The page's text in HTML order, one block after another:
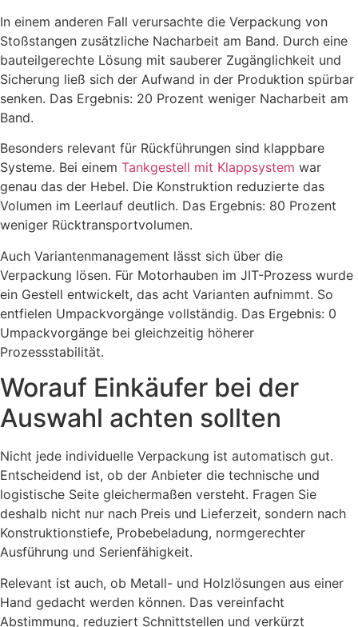
In einem anderen Fall verursachte die Verpackung von
Stoßstangen zusätzliche Nacharbeit am Band. Durch eine
bauteilgerechte Lösung mit sauberer Zugänglichkeit und
Sicherung ließ sich der Aufwand in der Produktion spürbar
senken. Das Ergebnis: 20 Prozent weniger Nacharbeit am
Band.
Besonders relevant für Rückführungen sind klappbare
Systeme. Bei einem Tankgestell mit Klappsystem war
genau das der Hebel. Die Konstruktion reduzierte das
Volumen im Leerlauf deutlich. Das Ergebnis: 80 Prozent
weniger Rücktransportvolumen.
Auch Variantenmanagement lässt sich über die
Verpackung lösen. Für Motorhauben im JIT-Prozess wurde
ein Gestell entwickelt, das acht Varianten aufnimmt. So
entfielen Umpackvorgänge vollständig. Das Ergebnis: 0
Umpackvorgänge bei gleichzeitig höherer
Prozessstabilität.
Worauf Einkäufer bei der
Auswahl achten sollten
Nicht jede individuelle Verpackung ist automatisch gut.
Entscheidend ist, ob der Anbieter die technische und
logistische Seite gleichermaßen versteht. Fragen Sie
deshalb nicht nur nach Preis und Lieferzeit, sondern nach
Konstruktionstiefe, Probebeladung, normgerechter
Ausführung und Serienfähigkeit.
Relevant ist auch, ob Metall- und Holzlösungen aus einer
Hand gedacht werden können. Das vereinfacht
Abstimmung, reduziert Schnittstellen und verkürzt